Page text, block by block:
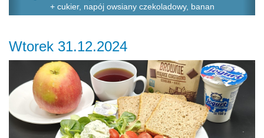
+ cukier, napój owsiany czekoladowy, banan
Wtorek 31.12.2024